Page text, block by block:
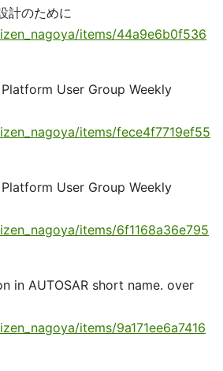
計のために
items/44a9e6b0f536
User Group Weekly
items/fece4f7719ef55
User Group Weekly
items/6f1168a36e795
in AUTOSAR short name. over
items/9a171ee6a7416